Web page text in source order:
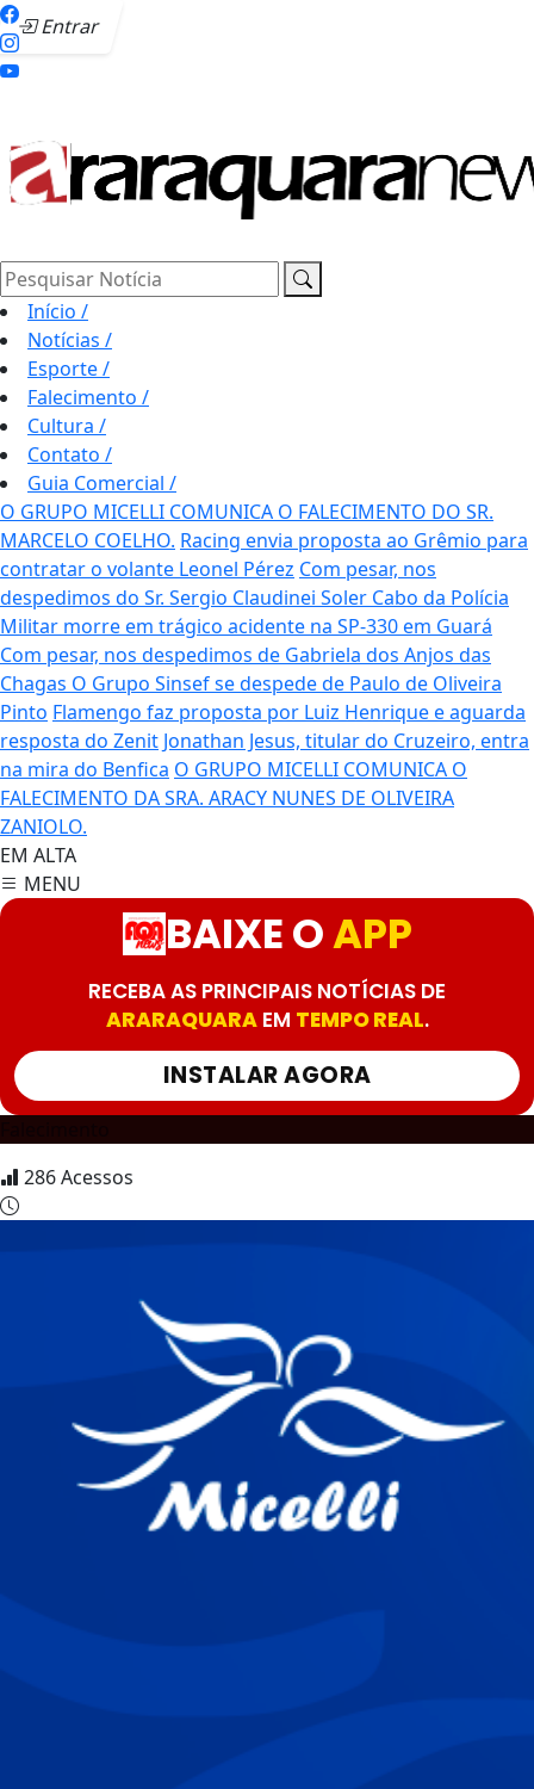
Entrar
Pesquisar Notícia
Início /
Notícias /
Esporte/
Falecimento /
Cultura /
Contato /
Guia Comercial /
O GRUPO MICELLI COMUNICA O FALECIMENTO DO SR.
MARCELO COELHO. Racing envia proposta ao Grêmio para
contratar o volante Leonel Pérez Com pesar, nos
despedimos do Sr. Sergio Claudinei Soler Cabo da Polícia
Militar morre em trágico acidente na SP-330 em Guará
Com pesar, nos despedimos de Gabriela dos Anjos das
Chagas O Grupo Sinsef se despede de Paulo de Oliveira
Pinto Flamengo faz proposta por Luiz Henrique e aguarda
resposta do Zenit Jonathan Jesus, titular do Cruzeiro, entra
na mira do Benfica O GRUPO MICELLI COMUNICA O
FALECIMENTO DA SRA. ARACY NUNES DE OLIVEIRA
ZANIOLO.
EM ALTA
MENU
BAIXE OAPP
RECEBA AS PRINCIPAIS NOTÍCIAS DE
ARARAQUARAEM TEMPO REAL.
INSTALAR AGORA
286Acessos